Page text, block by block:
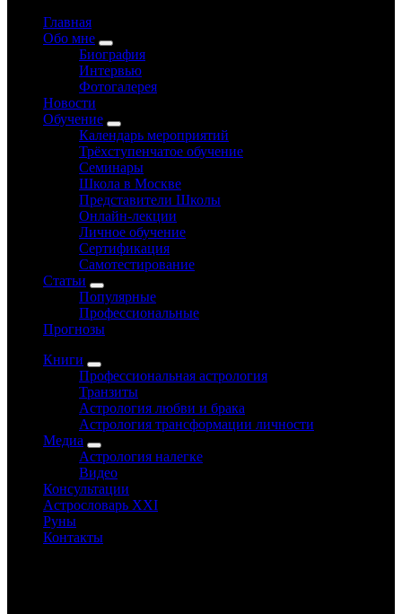
Главная
Обо мне
Биография
Интервью
Фотогалерея
Новости
Обучение
Календарь мероприятий
Трёхступенчатое обучение
Семинары
Школа в Москве
Представители Школы
Онлайн-лекции
Личное обучение
Сертификация
Самотестирование
Статьи
Популярные
Профессиональные
Прогнозы
Книги
Профессиональная астрология
Транзиты
Астрология любви и брака
Астрология трансформации личности
Медиа
Астрология налегке
Видео
Консультации
Астрословарь XXI
Руны
Контакты